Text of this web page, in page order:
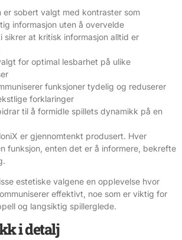
er sobert valgt med kontraster som
informasjon uten å overvelde
sikrer at kritisk informasjon alltid er
for optimal lesbarhet på ulike
funksjoner tydelig og reduserer
forklaringer
til å formidle spillets dynamikk på en
er gjennomtenkt produsert. Hver
funksjon, enten det er å informere, bekrefte
estetiske valgene en opplevelse hvor
effektivt, noe som er viktig for
og langsiktig spillerglede.
i detalj